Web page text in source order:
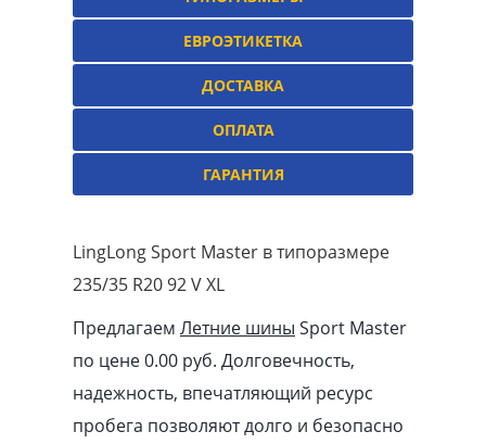
ЕВРОЭТИКЕТКА
ДОСТАВКА
ОПЛАТА
ГАРАНТИЯ
LingLong Sport Мaster в типоразмере
235/35 R20 92 V XL
Предлагаем Летние шины Sport Мaster
по цене 0.00 pуб. Долговечность,
надежность, впечатляющий ресурс
пробега позволяют долго и безопасно